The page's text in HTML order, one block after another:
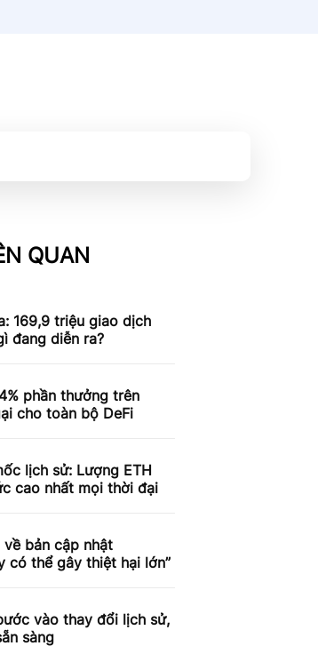
QUAN
169,9 triệu giao dịch
đang diễn ra?
phần thưởng trên
cho toàn bộ DeFi
lịch sử: Lượng ETH
cao nhất mọi thời đại
về bản cập nhật
có thể gây thiệt hại lớn”
vào thay đổi lịch sử,
sàng